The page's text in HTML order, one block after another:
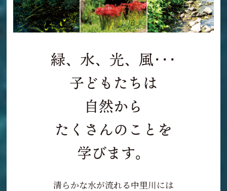
緑、水、光、風･･･
子どもたちは
自然から
たくさんのことを
学びます。
清らかな水が流れる中里川には